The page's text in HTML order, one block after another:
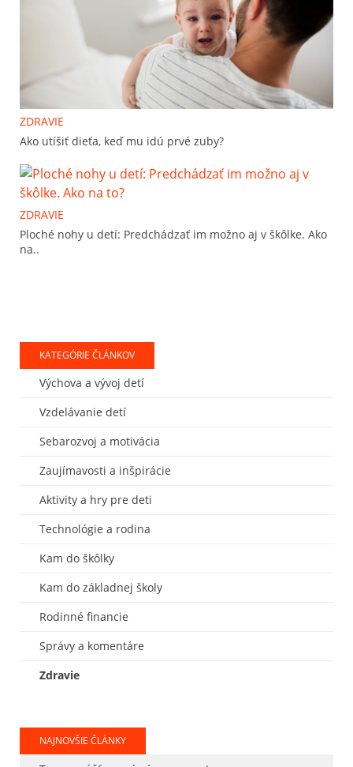
ZDRAVIE
Ako utíšiť dieťa, keď mu idú prvé zuby?
ZDRAVIE
Ploché nohy u detí: Predchádzať im možno aj v škôlke. Ako
na..
KATEGÓRIE ČLÁNKOV
Výchova a vývoj detí
Vzdelávanie detí
Sebarozvoj a motivácia
Zaujímavosti a inšpirácie
Aktivity a hry pre deti
Technológie a rodina
Kam do škôlky
Kam do základnej školy
Rodinné financie
Správy a komentáre
Zdravie
NAJNOVŠIE ČLÁNKY